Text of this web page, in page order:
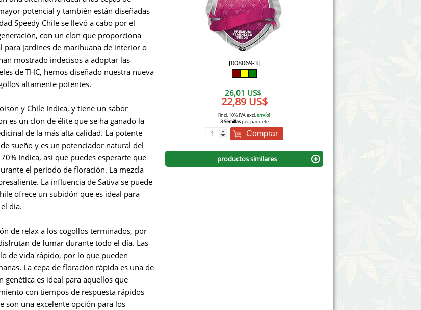
Mallorca Seeds
Medical Seeds Co.
Ministry of Cannabis
Philosopher Seeds
Seed Stockers
Silent Seeds
Söllner - Vadda's Marijuanabam
Sumo Seeds
Victory Seeds
Vision Seeds
White Label Seeds
World of Seeds
CBD Cañamo Industrial
potencial y también están diseñadas
Speedy Chile se llevó a cabo por el
con un clon que proporciona
para jardines de marihuana de interior o
mostrado indecisos a adoptar las
de THC, hemos diseñado nuestra nueva
altamente potentes.
y Chile Indica, y tiene un sabor
es un clon de élite que se ha ganado la
de la más alta calidad. La potente
sueño y es un potenciador natural del
Indica, así que puedes esperarte que
el periodo de floración. La mezcla
La influencia de Sativa se puede
ofrece un subidón que es ideal para
día.
de relax a los cogollos terminados, por
de fumar durante todo el día. Las
de vida rápido, por lo que pueden
La cepa de floración rápida es una de
genética es ideal para aquellos que
con tiempos de respuesta rápidos
son una excelente opción para los
[008069-3]
26,01 US$
22,89 US$
[incl. 10% IVA excl.envío]
3 Semillaspor paquete
Comprar
productos similares